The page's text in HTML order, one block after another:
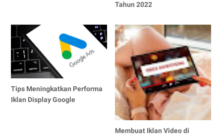
Tahun 2022
Tips Meningkatkan Performa
Iklan Display Google
Membuat Iklan Video di